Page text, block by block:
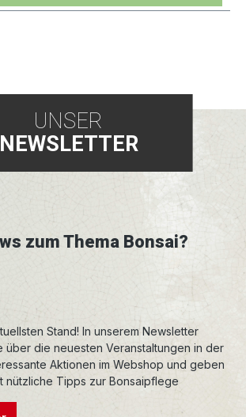
UNSER
NEWSLETTER
zum Thema Bonsai?
Stand! In unserem Newsletter
über die neuesten Veranstaltungen in der
Aktionen im Webshop und geben
nützliche Tipps zur Bonsaipflege